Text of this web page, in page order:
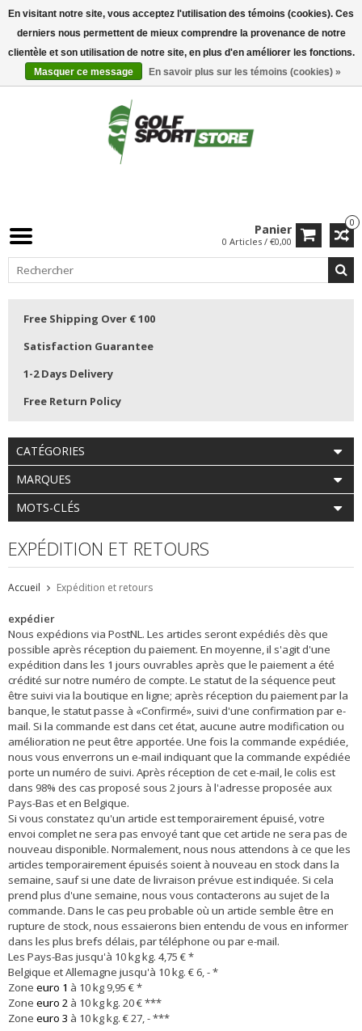
0
Panier
0 Articles / €0,00
Free Shipping Over € 100
Satisfaction Guarantee
1-2 Days Delivery
Free Return Policy
CATÉGORIES
MARQUES
MOTS-CLÉS
EXPÉDITION ET RETOURS
Accueil Expédition et retours
expédier
Nous expédions via PostNL. Les articles seront expédiés dès que
possible après réception du paiement. En moyenne, il s'agit d'une
expédition dans les 1 jours ouvrables après que le paiement a été
crédité sur notre numéro de compte. Le statut de la séquence peut
être suivi via la boutique en ligne; après réception du paiement par la
banque, le statut passe à «Confirmé», suivi d'une confirmation par e-
mail. Si la commande est dans cet état, aucune autre modification ou
amélioration ne peut être apportée. Une fois la commande expédiée,
nous vous enverrons un e-mail indiquant que la commande expédiée
porte un numéro de suivi. Après réception de cet e-mail, le colis est
dans 98% des cas proposé sous 2 jours à l'adresse proposée aux
Pays-Bas et en Belgique.
Si vous constatez qu'un article est temporairement épuisé, votre
envoi complet ne sera pas envoyé tant que cet article ne sera pas de
nouveau disponible. Normalement, nous nous attendons à ce que les
articles temporairement épuisés soient à nouveau en stock dans la
semaine, sauf si une date de livraison prévue est indiquée. Si cela
prend plus d'une semaine, nous vous contacterons au sujet de la
commande. Dans le cas peu probable où un article semble être en
rupture de stock, nous essaierons bien entendu de vous en informer
dans les plus brefs délais, par téléphone ou par e-mail.
Les Pays-Bas jusqu'à 10 kg kg. 4,75 € *
Belgique et Allemagne jusqu'à 10 kg. € 6, - *
Zone euro 1 à 10 kg 9,95 € *
Zone euro 2à 10 kg kg. 20 € ***
Zone euro 3 à 10 kg kg. € 27, - ***
En visitant notre site, vous acceptez l'utilisation des témoins (cookies). Ces
derniers nous permettent de mieux comprendre la provenance de notre
clientèle et son utilisation de notre site, en plus d'en améliorer les fonctions.
Masquer ce message
En savoir plus sur les témoins (cookies) »